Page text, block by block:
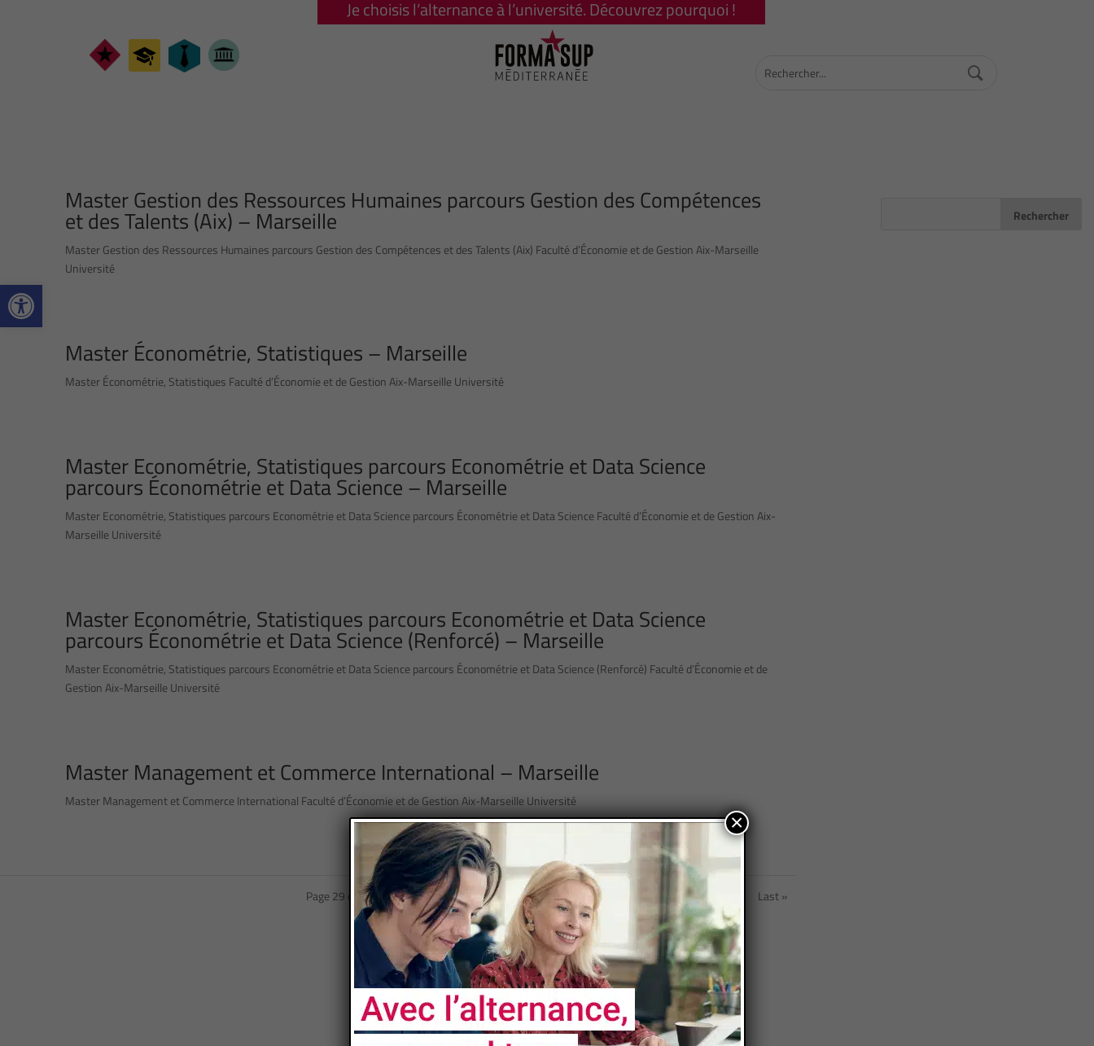
Ouvrir la barre d’outils
Je choisis l’alternance à l’université. Découvrez pourquoi !
Master Gestion des Ressources Humaines parcours Gestion des Compétences
et des Talents (Aix) – Marseille
Master Gestion des Ressources Humaines parcours Gestion des Compétences et des Talents (Aix) Faculté d’Économie et de Gestion Aix-Marseille
Université
Master Économétrie, Statistiques – Marseille
Master Économétrie, Statistiques Faculté d’Économie et de Gestion Aix-Marseille Université
Master Econométrie, Statistiques parcours Econométrie et Data Science
parcours Économétrie et Data Science – Marseille
Master Econométrie, Statistiques parcours Econométrie et Data Science parcours Économétrie et Data Science Faculté d’Économie et de Gestion Aix-
Marseille Université
Master Econométrie, Statistiques parcours Econométrie et Data Science
parcours Économétrie et Data Science (Renforcé) – Marseille
Master Econométrie, Statistiques parcours Econométrie et Data Science parcours Économétrie et Data Science (Renforcé) Faculté d’Économie et de
Gestion Aix-Marseille Université
Master Management et Commerce International – Marseille
Master Management et Commerce International Faculté d’Économie et de Gestion Aix-Marseille Université
Page 29 of 39 « First « ... 10 20 ... 27 28 31 Last »
NOSPARTENAIRES
×